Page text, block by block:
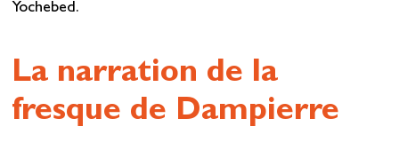
Yochebed.
La narration de la
fresque de Dampierre